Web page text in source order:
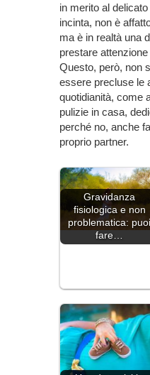
in merito al
incinta, non è
ma è in realtà una
prestare
Questo, però, non
essere precluse le
quotidianità, come
pulizie in casa,
perché no, anche
proprio partner.
Gravidanza
fisiologica e non
problematica: puoi
fare…